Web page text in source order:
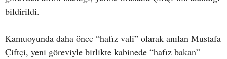
bildirildi.
Kamuoyunda daha önce “hafız vali” olarak anılan Mustafa
Çiftçi, yeni göreviyle birlikte kabinede “hafız bakan”